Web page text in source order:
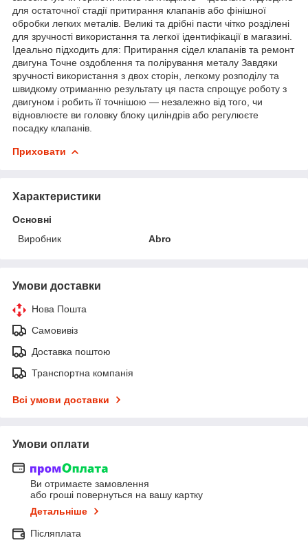
для остаточної стадії притирання клапанів або фінішної
обробки легких металів. Великі та дрібні пасти чітко розділені
для зручності використання та легкої ідентифікації в магазині.
Ідеально підходить для: Притирання сідел клапанів та ремонт
двигуна Точне оздоблення та полірування металу Завдяки
зручності використання з двох сторін, легкому розподілу та
швидкому отриманню результату ця паста спрощує роботу з
двигуном і робить її точнішою — незалежно від того, чи
відновлюєте ви головку блоку циліндрів або регулюєте
посадку клапанів.
Приховати
Характеристики
Основні
Виробник
Abro
Умови доставки
Нова Пошта
Самовивіз
Доставка поштою
Транспортна компанія
Всі умови доставки
Умови оплати
Ви отримаєте замовлення
або гроші повернуться на вашу картку
Детальніше
Післяплата